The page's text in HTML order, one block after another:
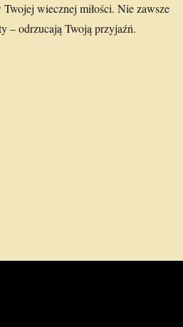
wiecznej miłości. Nie zawsze
– odrzucają Twoją przyjaźń.